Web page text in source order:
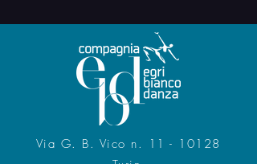
Via G. B. Vico n. 11 - 10128